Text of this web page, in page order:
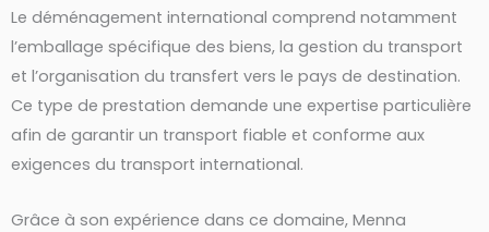
Le déménagement international comprend notamment
l’emballage spécifique des biens, la gestion du transport
et l’organisation du transfert vers le pays de destination.
Ce type de prestation demande une expertise particulière
afin de garantir un transport fiable et conforme aux
exigences du transport international.
Grâce à son expérience dans ce domaine, Menna